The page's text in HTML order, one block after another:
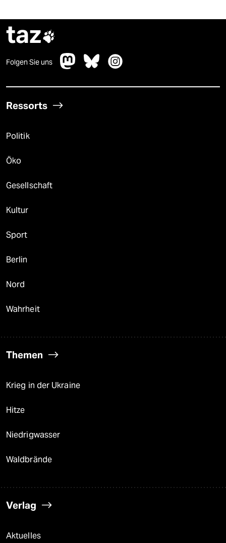
taz
Folgen Sie uns
Ressorts
Politik
Öko
Gesellschaft
Kultur
Sport
Berlin
Nord
Wahrheit
Themen
Krieg in der Ukraine
Hitze
Niedrigwasser
Waldbrände
Verlag
Aktuelles